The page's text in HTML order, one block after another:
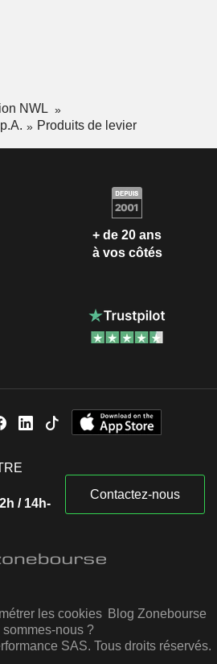
NWL
Produits de levier
+ de 20 ans
à vos côtés
/ 14h-
Contactez-nous
les cookies Blog Zonebourse
sommes-nous ?
SAS. Tous droits réservés.